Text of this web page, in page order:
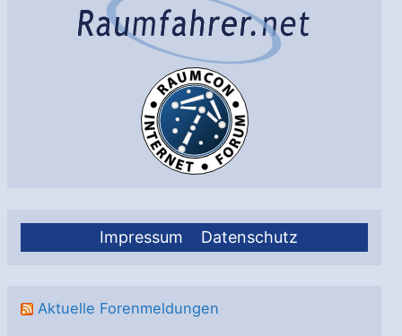
Impressum Datenschutz
Aktuelle Forenmeldungen